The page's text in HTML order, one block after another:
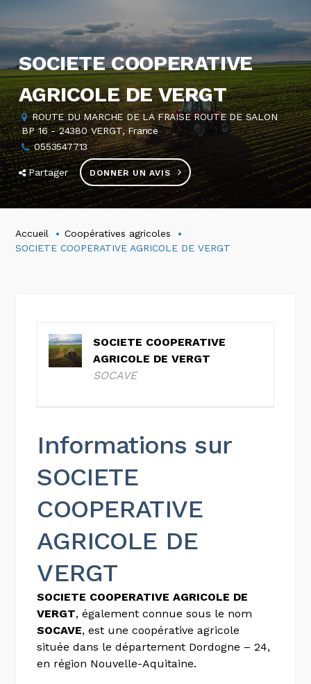
SOCIETE COOPERATIVE
AGRICOLE DE VERGT
ROUTE DU MARCHE DE LA FRAISE ROUTE DE SALON
BP 16 - 24380 VERGT, France
0553547713
Partager DONNER UN AVIS
Accueil
Coopératives agricoles
SOCIETE COOPERATIVE AGRICOLE DE VERGT
SOCIETE COOPERATIVE
AGRICOLE DE VERGT
SOCAVE
Informations sur
SOCIETE
COOPERATIVE
AGRICOLE DE
VERGT
SOCIETE COOPERATIVE AGRICOLE DE
VERGT, également connue sous le nom
SOCAVE, est une coopérative agricole
située dans le département Dordogne – 24,
en région Nouvelle-Aquitaine.